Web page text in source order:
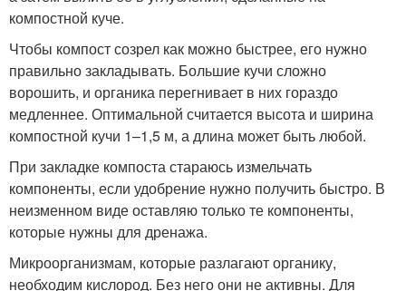
компостной куче.
Чтобы компост созрел как можно быстрее, его нужно
правильно закладывать. Большие кучи сложно
ворошить, и органика перегнивает в них гораздо
медленнее. Оптимальной считается высота и ширина
компостной кучи 1–1,5 м, а длина может быть любой.
При закладке компоста стараюсь измельчать
компоненты, если удобрение нужно получить быстро. В
неизменном виде оставляю только те компоненты,
которые нужны для дренажа.
Микроорганизмам, которые разлагают органику,
необходим кислород. Без него они не активны. Для